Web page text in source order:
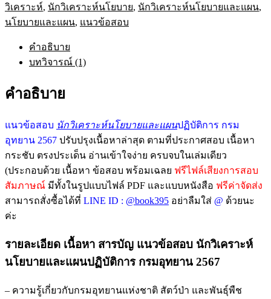
วิเคราะห์
นโยบาย
กรม
แห่ง
ชาติ
สัตว์
ป่า
และ
พันธุ์
พืช
อัพเดท
ล่าสุด
เฉลย
วิเคราะห์, นักวิเคราะห์นโยบาย, นักวิเคราะห์นโยบายและแผน,
นโยบายและแผน, แนวข้อสอบ
คำอธิบาย
บทวิจารณ์ (1)
คำอธิบาย
แนวข้อสอบ นักวิเคราะห์นโยบายและแผนปฏิบัติการ กรม
อุทยาน 2567 ปรับปรุงเนื้อหาล่าสุด ตามที่ประกาศสอบ เนื้อหา
กระชับ ตรงประเด็น อ่านเข้าใจง่าย ครบจบในเล่มเดียว
(ประกอบด้วย เนื้อหา ข้อสอบ พร้อมเฉลย ฟรีไฟล์เสียงการสอบ
สัมภาษณ์ มีทั้งในรูปแบบไฟล์ PDF และแบบหนังสือ ฟรีค่าจัดส่ง
สามารถสั่งซื้อได้ที่ LINE ID : @book395 อย่าลืมใส่ @ ด้วยนะ
ค่ะ
รายละเอียด เนื้อหา สารบัญ แนวข้อสอบ นักวิเคราะห์
นโยบายและแผนปฏิบัติการ กรมอุทยาน 2567
– ความรู้เกี่ยวกับกรมอุทยานแห่งชาติ สัตว์ป่า และพันธุ์พืช